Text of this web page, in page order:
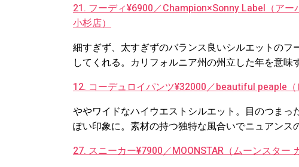
21. フーディ¥6900／Champion×Sonny Label（ア
小杉店）
細すぎず、太すぎずのバランス良いシルエットの
してくれる。カリフォルニア州の州立した年を意味
12. コーデュロイパンツ¥32000／beautiful peaple（
ややワイドなハイウエストシルエット。目のつま
ぽい印象に。素材の持つ独特な風合いでニュアンス
27. スニーカー¥7900／MOONSTAR（ムーンスター